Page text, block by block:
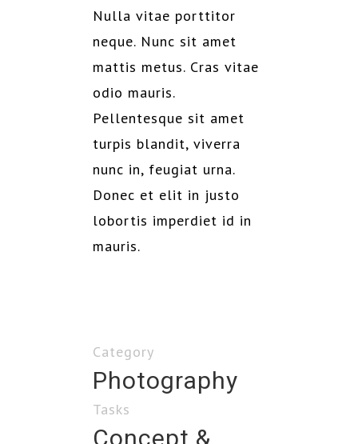
Nulla vitae porttitor
neque. Nunc sit amet
mattis metus. Cras vitae
odio mauris.
Pellentesque sit amet
turpis blandit, viverra
nunc in, feugiat urna.
Donec et elit in justo
lobortis imperdiet id in
mauris.
Category
Photography
Tasks
Concept &